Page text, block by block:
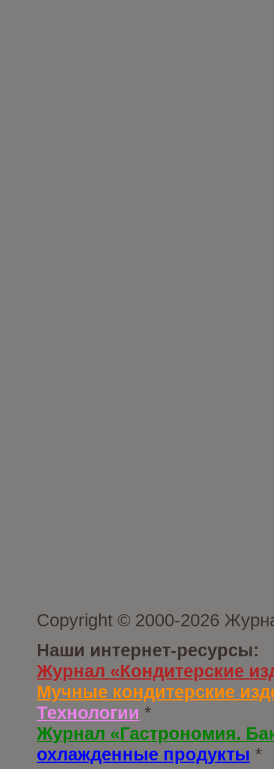
Copyright © 2000-2026
Наши интернет-ресурсы:
Журнал «Кондитерские
Мучные кондитерские
Технологии *
Журнал «Гастрономия.
охлажденные продукты *